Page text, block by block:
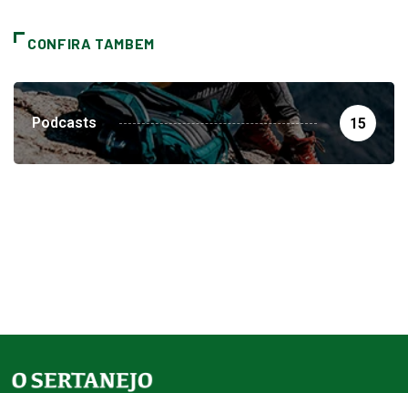
CONFIRA TAMBEM
Podcasts 15